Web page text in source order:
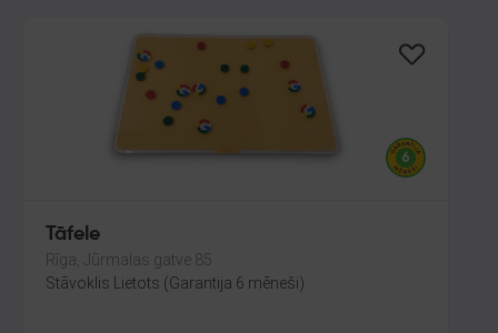
Tāfele
Rīga, Jūrmalas gatve 85
Stāvoklis Lietots (Garantija 6 mēneši)